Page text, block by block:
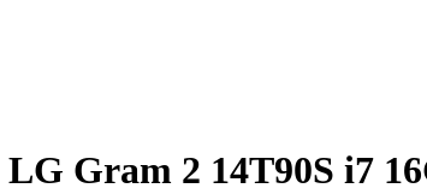
LG Gram 2 14T90S i7